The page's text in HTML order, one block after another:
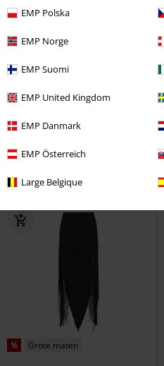
EMP Polska
EMP Norge
EMP Suomi
EMP United Kingdom
EMP Danmark
EMP Österreich
Large Belgique
%
Toyin Black Herringbone Overall
% Grote maten